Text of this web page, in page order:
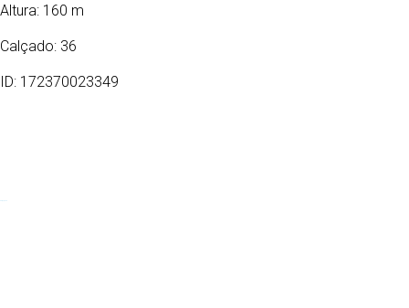
Altura: 160 m
Calçado: 36
ID: 172370023349